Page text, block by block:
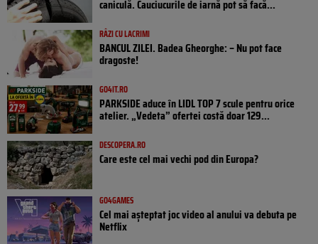
caniculă. Cauciucurile de iarnă pot să facă...
RÂZI CU LACRIMI
BANCUL ZILEI. Badea Gheorghe: – Nu pot face
dragoste!
GO4IT.RO
PARKSIDE aduce în LIDL TOP 7 scule pentru orice
atelier. „Vedeta” ofertei costă doar 129...
DESCOPERA.RO
Care este cel mai vechi pod din Europa?
GO4GAMES
Cel mai așteptat joc video al anului va debuta pe
Netflix